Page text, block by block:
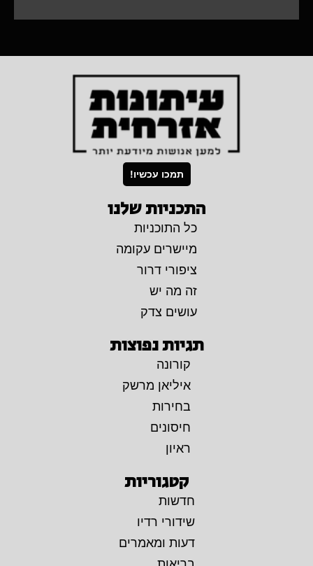
תמכו עכשיו!
התכניות שלנו
כל התוכניות
מיישרים עקומה
ציפורי דרור
זה מה יש
עושים צדק
תגיות נפוצות
קורונה
איליאן מרשק
בחירות
חיסונים
ראיון
קטגוריות
חדשות
שידורי רדיו
דעות ומאמרים